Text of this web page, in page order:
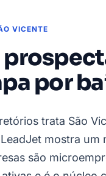
VICENTE
por
trata São
mostra um
são